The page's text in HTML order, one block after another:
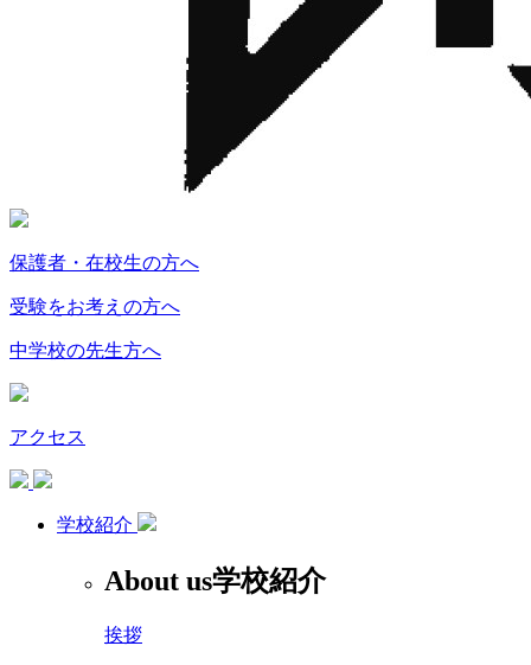
保護者・在校生の方へ
受験をお考えの方へ
中学校の先生方へ
アクセス
学校紹介
About us学校紹介
挨拶